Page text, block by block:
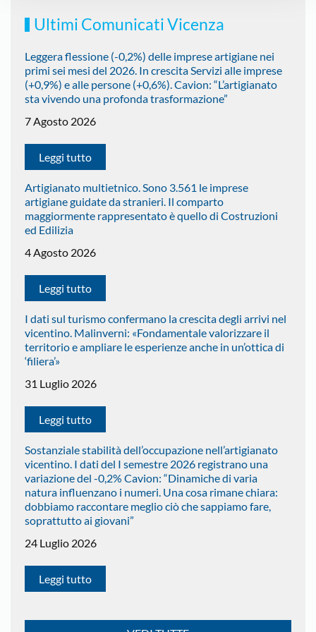
Ultimi Comunicati Vicenza
Leggera flessione (-0,2%) delle imprese artigiane nei
primi sei mesi del 2026. In crescita Servizi alle imprese
(+0,9%) e alle persone (+0,6%). Cavion: “L’artigianato
sta vivendo una profonda trasformazione”
7 Agosto 2026
Leggi tutto
Artigianato multietnico. Sono 3.561 le imprese
artigiane guidate da stranieri. Il comparto
maggiormente rappresentato è quello di Costruzioni
ed Edilizia
4 Agosto 2026
Leggi tutto
I dati sul turismo confermano la crescita degli arrivi nel
vicentino. Malinverni: «Fondamentale valorizzare il
territorio e ampliare le esperienze anche in un’ottica di
‘filiera’»
31 Luglio 2026
Leggi tutto
Sostanziale stabilità dell’occupazione nell’artigianato
vicentino. I dati del I semestre 2026 registrano una
variazione del -0,2% Cavion: “Dinamiche di varia
natura influenzano i numeri. Una cosa rimane chiara:
dobbiamo raccontare meglio ciò che sappiamo fare,
soprattutto ai giovani”
24 Luglio 2026
Leggi tutto